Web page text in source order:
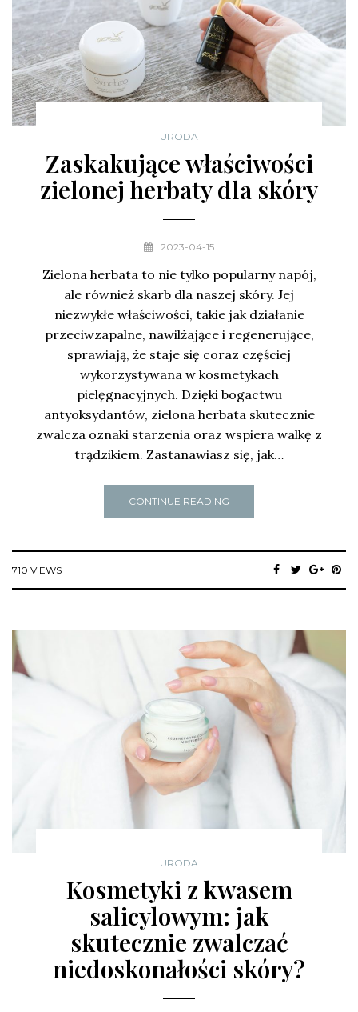
URODA
Zaskakujące właściwości
zielonej herbaty dla skóry
2023-04-15
Zielona herbata to nie tylko popularny napój,
ale również skarb dla naszej skóry. Jej
niezwykłe właściwości, takie jak działanie
przeciwzapalne, nawilżające i regenerujące,
sprawiają, że staje się coraz częściej
wykorzystywana w kosmetykach
pielęgnacyjnych. Dzięki bogactwu
antyoksydantów, zielona herbata skutecznie
zwalcza oznaki starzenia oraz wspiera walkę z
trądzikiem. Zastanawiasz się, jak…
CONTINUE READING
710 VIEWS
URODA
Kosmetyki z kwasem
salicylowym: jak
skutecznie zwalczać
niedoskonałości skóry?